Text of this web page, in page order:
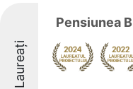
Laureați
Pensiunea